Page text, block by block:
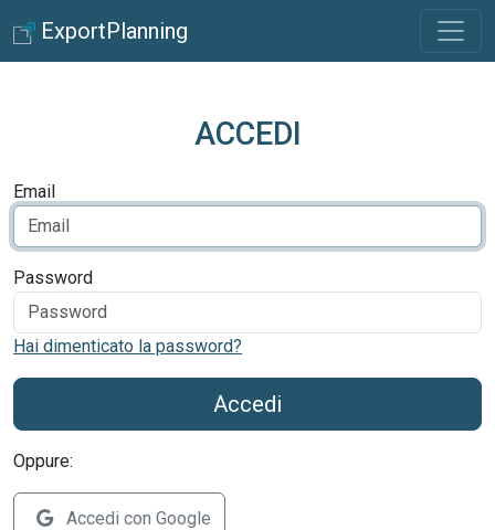
ExportPlanning
ACCEDI
Email
Password
Hai dimenticato la password?
Accedi
Oppure:
Accedi con Google